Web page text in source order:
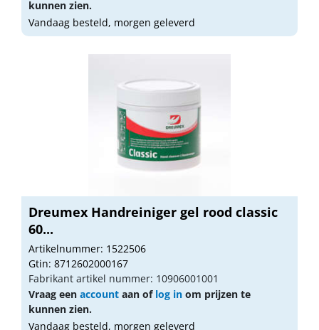
kunnen zien.
Vandaag besteld, morgen geleverd
Dreumex Handreiniger gel rood classic
60...
Artikelnummer: 1522506
Gtin: 8712602000167
Fabrikant artikel nummer: 10906001001
Vraag een account aan of log in om prijzen te
kunnen zien.
Vandaag besteld, morgen geleverd